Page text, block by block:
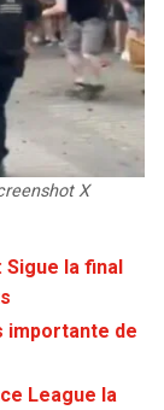
X
Sigue la final
importante de
League la